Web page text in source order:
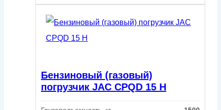
Бензиновый (газовый)
погрузчик JAC CPQD 15 H